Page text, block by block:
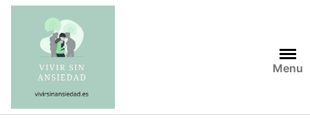
Saltar
contenido
Menu